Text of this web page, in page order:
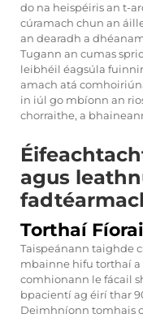
do na heispéiris an t-
cúramach chun an
an dearadh a
Tugann an cumas
leibhéil éagsúla
amach atá
in iúl go mbíonn an
chorraithe, a
agus
Torthaí
Taispeánann taighde
mbainne hifu torthaí
comhionann le fácail
bpacientí ag éirí thar
Deimhníonn tomhais